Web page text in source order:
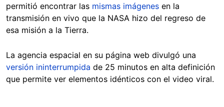
permitió encontrar las mismas imágenes en la
transmisión en vivo que la NASA hizo del regreso de
esa misión a la Tierra.
La agencia espacial en su página web divulgó una
versión ininterrumpida de 25 minutos en alta definición
que permite ver elementos idénticos con el video viral.